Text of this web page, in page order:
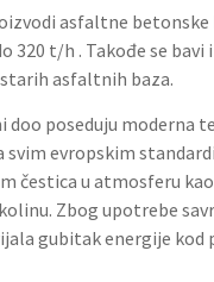
asfaltne betonske
320 t/h . Takođe se bavi
asfaltnih baza.
doo poseduju moderna
svim evropskim
čestica u atmosferu
Zbog upotrebe
gubitak energije kod